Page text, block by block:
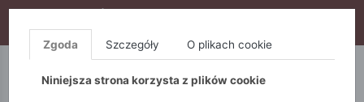
S10), DODATKOWE 15% ZA 3SZT (KOD: S15)
5.10.15. QUIOSQUE
Zgoda Szczegóły O plikach cookie
Niniejsza strona korzysta z plików cookie